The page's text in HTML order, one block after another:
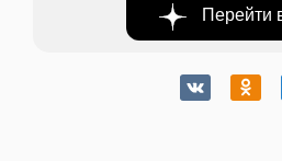
Перейти